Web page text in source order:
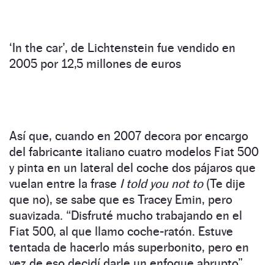
‘In the car’, de Lichtenstein fue vendido en
2005 por 12,5 millones de euros
Así que, cuando en 2007 decora por encargo
del fabricante italiano cuatro modelos Fiat 500
y pinta en un lateral del coche dos pájaros que
vuelan entre la frase I told you not to(Te dije
que no), se sabe que es Tracey Emin, pero
suavizada. “Disfruté mucho trabajando en el
Fiat 500, al que llamo coche-ratón. Estuve
tentada de hacerlo más superbonito, pero en